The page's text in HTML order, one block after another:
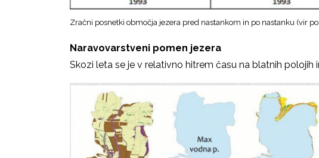
Zračni posnetki območja jezera pred nastankom in po nastanku (vir
Naravovarstveni pomen jezera
Skozi leta se je v relativno hitrem času na blatnih